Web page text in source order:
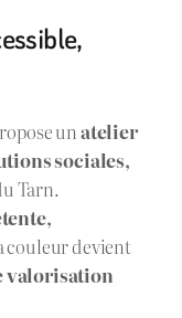
unatelier
sociales,
Tarn.
couleur devient
valorisation